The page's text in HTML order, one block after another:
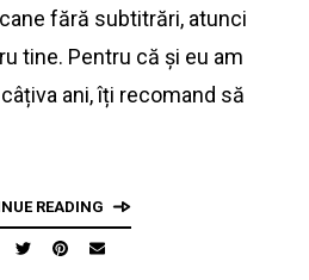
fără subtitrări, atunci
tine. Pentru că și eu am
ani, îți recomand să
READING